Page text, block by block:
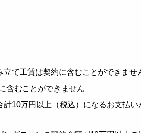
て工賃は契約に含むことができませ
含むことができません
10万円以上（税込）になるお支払い